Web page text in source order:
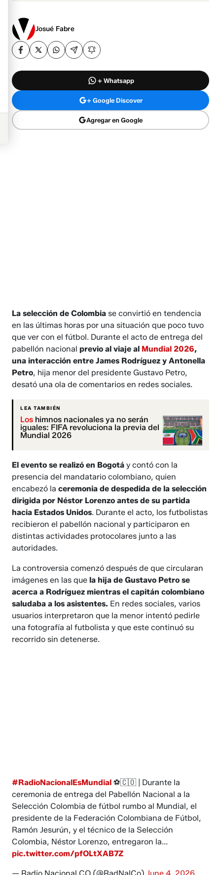
Josué Fabre
+ Whatsapp
+ Google Discover
Agregar en Google
La selección de Colombia se convirtió en tendencia
en las últimas horas por una situación que poco tuvo
que ver con el fútbol. Durante el acto de entrega del
pabellón nacionalprevio al viaje al Mundial 2026,
una interacción entre James Rodríguez y Antonella
Petro, hija menor del presidente Gustavo Petro,
desató una ola de comentarios en redes sociales.
LEA TAMBIÉN
Los himnos nacionales ya no serán
iguales: FIFA revoluciona la previa del
Mundial 2026
El evento se realizó en Bogotá y contó con la
presencia del mandatario colombiano, quien
encabezó laceremonia de despedida de la selección
dirigida por Néstor Lorenzo antes de su partida
hacia Estados Unidos. Durante el acto, los futbolistas
recibieron el pabellón nacional y participaron en
distintas actividades protocolares junto a las
autoridades.
La controversia comenzó después de que circularan
imágenes en las que la hija de Gustavo Petro se
acerca a Rodríguez mientras el capitán colombiano
saludaba a los asistentes. En redes sociales, varios
usuarios interpretaron que la menor intentó pedirle
una fotografía al futbolista y que este continuó su
recorrido sin detenerse.
#RadioNacionalEsMundial ⚽🇨🇴 | Durante la
ceremonia de entrega del Pabellón Nacional a la
Selección Colombia de fútbol rumbo al Mundial, el
presidente de la Federación Colombiana de Fútbol,
Ramón Jesurún, y el técnico de la Selección
Colombia, Néstor Lorenzo, entregaron la...
pic.twitter.com/pfOLtXAB7Z